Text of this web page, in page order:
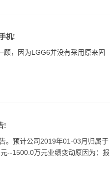
机!
顾，因为LGG6并没有采用原来固
!
。预计公司2019年01-03月归属于
--1500.0万元业绩变动原因为：报